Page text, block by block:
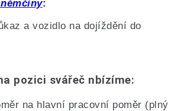
a vozidlo na dojíždění do
pozici svářeč nbízíme:
na hlavní pracovní poměr (plný